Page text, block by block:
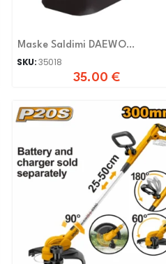
Maske Saldimi DAEWO
Dalyg3500b
SKU:35018
35.00 €